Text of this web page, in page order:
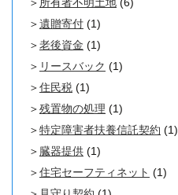
遺贈寄付 (1)
老後資金 (1)
リースバック (1)
住民税 (1)
残置物の処理 (1)
特定障害者扶養信託契約 (1)
臓器提供 (1)
住宅セーフティネット (1)